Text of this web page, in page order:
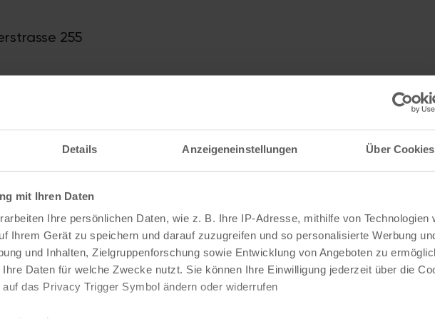
Details Anzeigeneinstellungen Über Cookies
mit Ihren Daten
Ihre persönlichen Daten, wie z. B. Ihre IP-Adresse, mithilfe von Technologien
Ihrem Gerät zu speichern und darauf zuzugreifen und so personalisierte Werbung
und Inhalten, Zielgruppenforschung sowie Entwicklung von Angeboten zu
Daten für welche Zwecke nutzt. Sie können Ihre Einwilligung jederzeit über die
das Privacy Trigger Symbol ändern oder widerrufen
255